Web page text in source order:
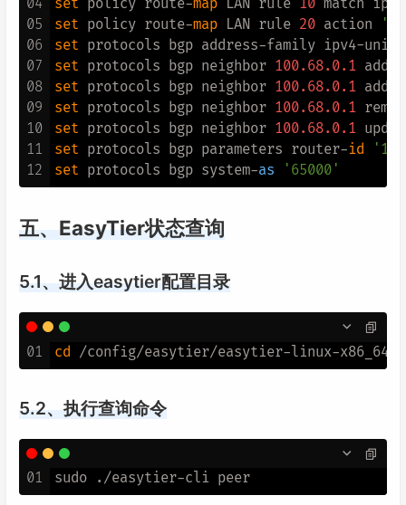
04
05
06
07
08
09
10
11
12
set policy route-map LAN rule 10 match ip
set policy route-map LAN rule 20 action
set protocols bgp address-family ipv4-
set protocols bgp neighbor 100.68.0.1
set protocols bgp neighbor 100.68.0.1
set protocols bgp neighbor 100.68.0.1
set protocols bgp neighbor 100.68.0.1
set protocols bgp parameters router-id
set protocols bgp system-as '65000'
五、EasyTier状态查询
5.1、进入easytier配置目录
01 cd
5.2、执行查询命令
01